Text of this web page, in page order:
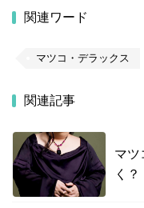
関連ワード
マツコ・デラックス
関連記事
マツ
く